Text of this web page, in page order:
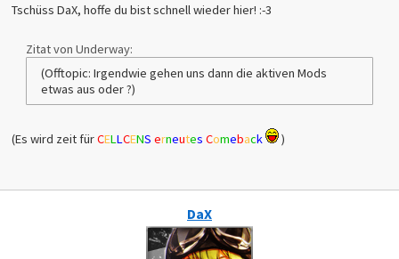
Tschüss DaX, hoffe du bist schnell wieder hier! :-3
Zitat von Underway:
(Offtopic: Irgendwie gehen uns dann die aktiven Mods
etwas aus oder ?)
(Es wird zeit fürCELLCENS erneutes Comeback )
DaX